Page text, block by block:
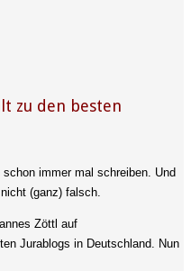
zu den besten
immer mal schreiben. Und
(ganz) falsch.
Zöttl auf
Jurablogs in Deutschland. Nun